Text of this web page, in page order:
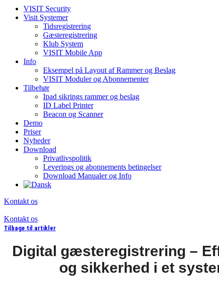
VISIT Security
Visit Systemer
Tidsregistrering
Gæsteregistrering
Klub System
VISIT Mobile App
Info
Eksempel på Layout af Rammer og Beslag
VISIT Moduler og Abonnementer
Tilbehør
Ipad sikrings rammer og beslag
ID Label Printer
Beacon og Scanner
Demo
Priser
Nyheder
Download
Privatlivspolitik
Leverings og abonnements betingelser
Download Manualer og Info
Kontakt os
Kontakt os
Tilbage til artikler
Digital gæsteregistrering –
og sikkerhed i et